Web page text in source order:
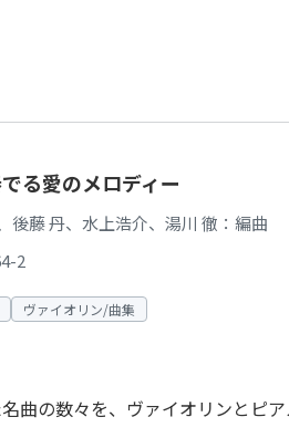
る愛のメロディー
後藤 丹、水上浩介、湯川 徹：編曲
2
ヴァイオリン/曲集
曲の数々を、ヴァイオリンとピ